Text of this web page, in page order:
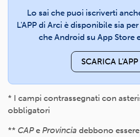
Lo sai che puoi iscriverti
L'APP di Arci è disponibile sia
che Android su App Store
SCARICA L'APP
* I campi contrassegnati con
obbligatori
** CAPe Provincia debbono